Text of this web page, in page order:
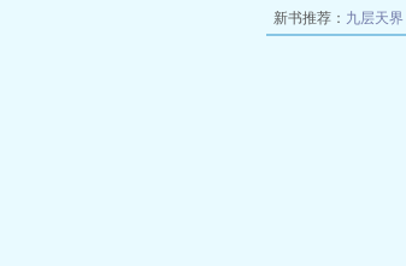
新书推荐： 九层天界